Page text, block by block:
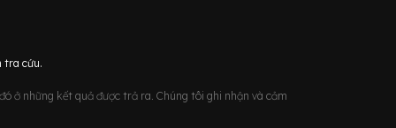
tra cứu.
ở những kết quả được trả ra. Chúng tôi ghi nhận và cảm